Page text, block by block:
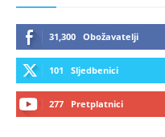
31,300 Obožavatelji
101 Sljedbenici
277 Pretplatnici